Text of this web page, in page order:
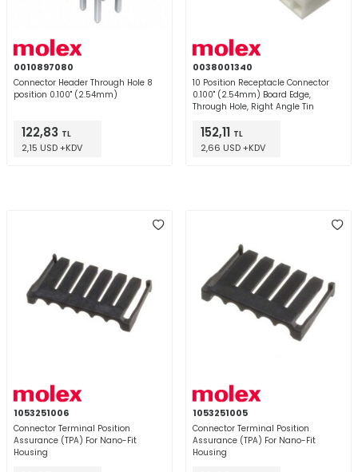
0010897080
Connector Header Through Hole 8
position 0.100" (2.54mm)
122,83 TL
2,15 USD +KDV
0038001340
10 Position Receptacle Connector
0.100" (2.54mm) Board Edge,
Through Hole, Right Angle Tin
152,11 TL
2,66 USD +KDV
1053251006
Connector Terminal Position
Assurance (TPA) For Nano-Fit
Housing
1053251005
Connector Terminal Position
Assurance (TPA) For Nano-Fit
Housing